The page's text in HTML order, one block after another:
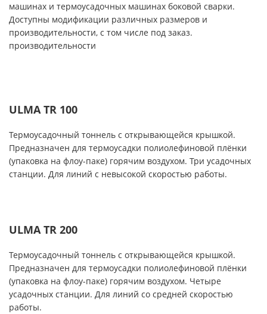
машинах и термоусадочных машинах боковой сварки.
Доступны модификации различных размеров и
производительности, с том числе под заказ.
производительности
ULMA TR 100
Термоусадочный тоннель с открывающейся крышкой.
Предназначен для термоусадки полиолефиновой плёнки
(упаковка на флоу-паке) горячим воздухом. Три усадочных
станции. Для линий с невысокой скоростью работы.
ULMA TR 200
Термоусадочный тоннель с открывающейся крышкой.
Предназначен для термоусадки полиолефиновой плёнки
(упаковка на флоу-паке) горячим воздухом. Четыре
усадочных станции. Для линий со средней скоростью
работы.